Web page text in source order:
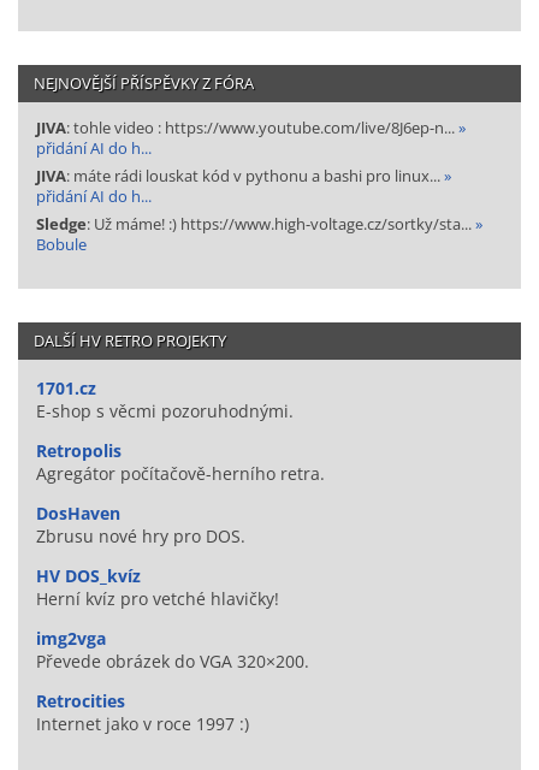
NEJNOVĚJŠÍ PŘÍSPĚVKY Z FÓRA
JIVA: tohle video : https://www.youtube.com/live/8J6ep-n...»
přidání AI do h...
JIVA: máte rádi louskat kód v pythonu a bashi pro linux...»
přidání AI do h...
Sledge: Už máme! :) https://www.high-voltage.cz/sortky/sta...»
Bobule
DALŠÍ HV RETRO PROJEKTY
1701.cz
E-shop s věcmi pozoruhodnými.
Retropolis
Agregátor počítačově-herního retra.
DosHaven
Zbrusu nové hry pro DOS.
HV DOS_kvíz
Herní kvíz pro vetché hlavičky!
img2vga
Převede obrázek do VGA 320×200.
Retrocities
Internet jako v roce 1997 :)